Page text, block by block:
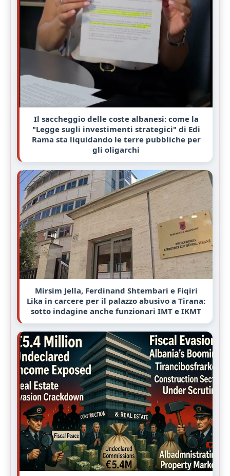
Il saccheggio delle coste albanesi: come la
"Legge sugli investimenti strategici" di Edi
Rama sta liquidando le terre pubbliche per
gli oligarchi
Mirsim Jella, Ferdinand Shtembari e Fiqiri
Lika in carcere per il palazzo abusivo a Tirana:
sotto indagine anche funzionari IMT e IKMT